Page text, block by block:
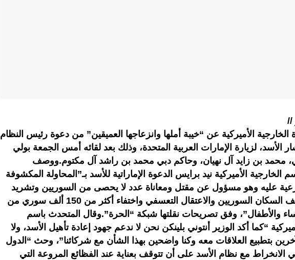
//
الخارجية الأميركية عن “خيبة أملها وانزعاجها العميقين” من دعوة رئيس النظام
الأسد، لزيارة الإمارات العربية المتحدة، وذلك بعد لقائه أمس الجمعة بولي
محمد بن زايد آل نهيان، وحاكم دبي محمد بن راشد آل مكتوم.ووصف
الخارجية الأميركية نيد برايس الدعوة الإماراتية للأسد بـ”المحاولة المكشوفة
عليه وهو مسؤول عن مقتل ومعاناة عدد لا يحصى من السوريين وتشريد
أكثر من نصف السكان السوريين والاعتقال التعسفي واختفاء أكثر من 150 ألف سوري من
والأطفال”، وفق تصريحات نقلتها شبكة “الحرة”.وقال المتحدث باسم
“كما أكد الوزير أنتوني بلينكن نحن لا ندعم جهود إعادة تأهيل الأسد، ولا
بتطبيع العلاقات معه وكنا واضحين بهذا الشأن مع شركائنا”، وحث “الدول
الانخراط مع نظام الأسد على أن تتوقف بعناية عند الفظائع المروعة التي